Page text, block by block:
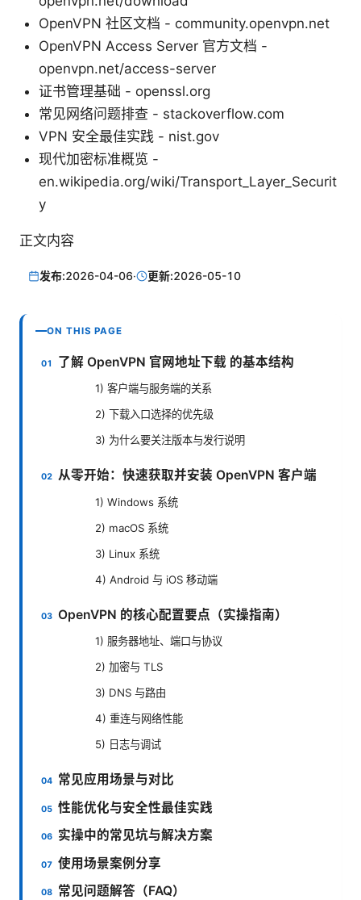
OpenVPN 社区文档 - community.openvpn.net
OpenVPN Access Server 官方文档 -
openvpn.net/access-server
证书管理基础 - openssl.org
常见网络问题排查 - stackoverflow.com
VPN 安全最佳实践 - nist.gov
现代加密标准概览 -
en.wikipedia.org/wiki/Transport_Layer_Securit
y
正文内容
发布:2026-04-06· 更新:2026-05-10
ON THIS PAGE
了解 OpenVPN 官网地址下载 的基本结构
1) 客户端与服务端的关系
2) 下载入口选择的优先级
3) 为什么要关注版本与发行说明
从零开始：快速获取并安装 OpenVPN 客户端
1) Windows 系统
2) macOS 系统
3) Linux 系统
4) Android 与 iOS 移动端
OpenVPN 的核心配置要点（实操指南）
1) 服务器地址、端口与协议
2) 加密与 TLS
3) DNS 与路由
4) 重连与网络性能
5) 日志与调试
常见应用场景与对比
性能优化与安全性最佳实践
实操中的常见坑与解决方案
使用场景案例分享
常见问题解答（FAQ）